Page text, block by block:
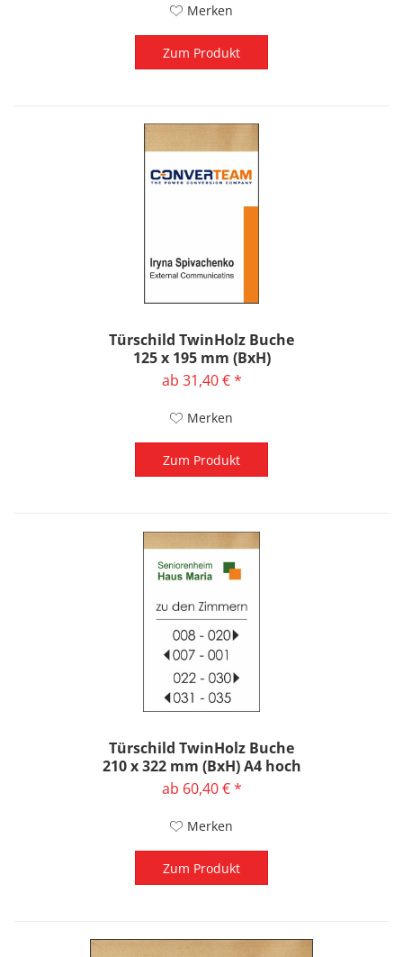
Merken
Zum Produkt
Türschild TwinHolz Buche
125 x 195 mm (BxH)
ab 31,40 € *
Merken
Zum Produkt
Türschild TwinHolz Buche
210 x 322 mm (BxH) A4 hoch
ab 60,40 € *
Merken
Zum Produkt